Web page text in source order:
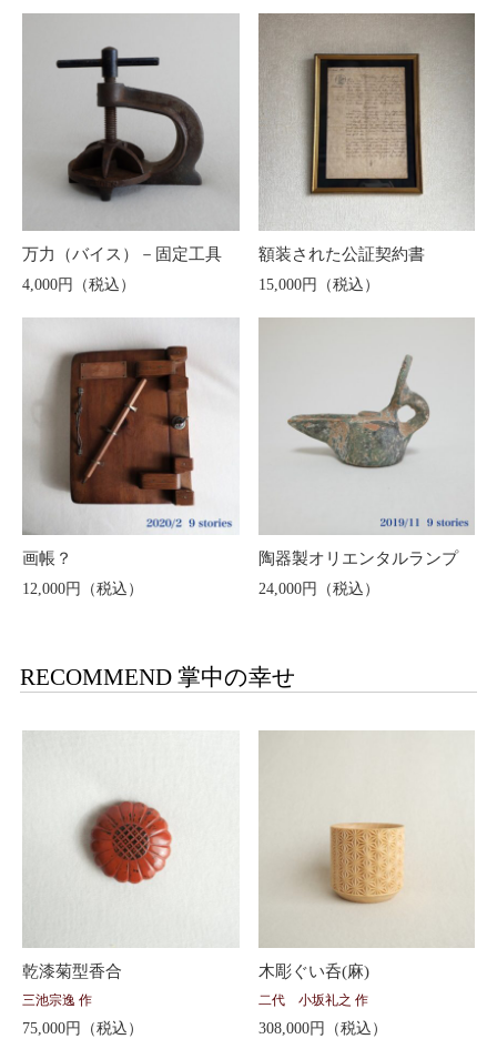
万力（バイス）－固定工具
4,000円（税込）
額装された公証契約書
15,000円（税込）
画帳？
12,000円（税込）
陶器製オリエンタルランプ
24,000円（税込）
RECOMMEND 掌中の幸せ
乾漆菊型香合
三池宗逸 作
75,000円（税込）
木彫ぐい呑(麻)
二代 小坂礼之 作
308,000円（税込）